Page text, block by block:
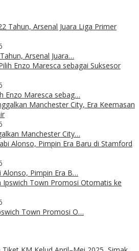
Arsenal Juara…
Enzo Maresca sebag…
Manchester City…
Alonso, Pimpin Era B…
Town Promosi O…